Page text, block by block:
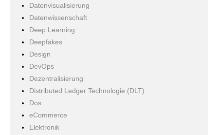
Datenvisualisierung
Datenwissenschaft
Deep Learning
Deepfakes
Design
DevOps
Dezentralisierung
Distributed Ledger Technologie (DLT)
Dos
eCommerce
Elektronik